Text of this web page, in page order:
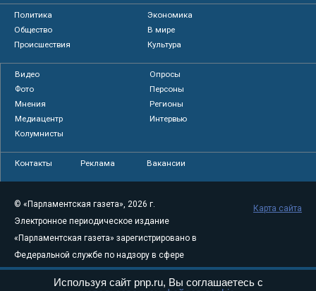
Политика
Экономика
Общество
В мире
Происшествия
Культура
Видео
Опросы
Фото
Персоны
Мнения
Регионы
Медиацентр
Интервью
Колумнисты
Контакты Реклама Вакансии
© «Парламентская газета», 2026 г.
Электронное периодическое издание
«Парламентская газета» зарегистрировано в
Федеральной службе по надзору в сфере
связи, информационных технологий и
массовых коммуникаций (Роскомнадзор) 05
Карта сайта
Используя сайт pnp.ru, Вы соглашаетесь с